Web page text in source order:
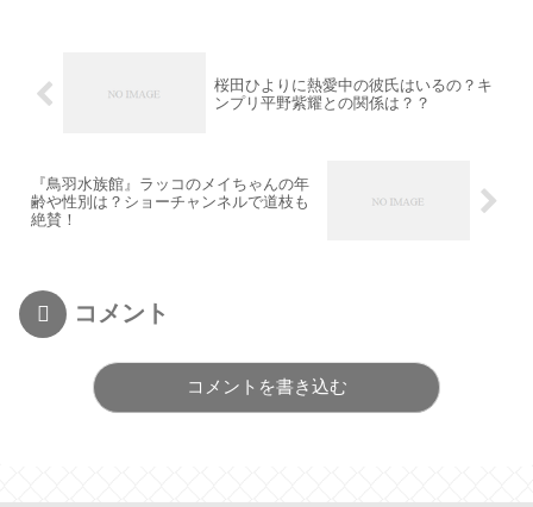
桜田ひよりに熱愛中の彼氏はいるの？キ
ンプリ平野紫耀との関係は？？
『鳥羽水族館』ラッコのメイちゃんの年
齢や性別は？ショーチャンネルで道枝も
絶賛！
コメント
コメントを書き込む